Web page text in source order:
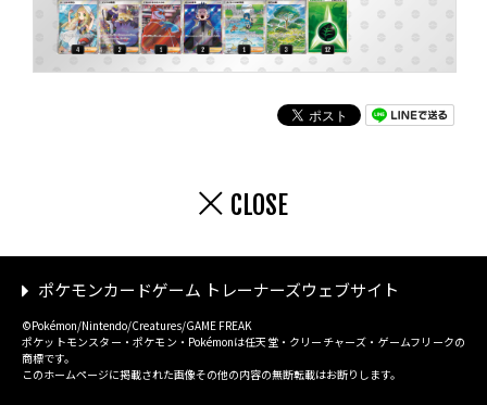
CLOSE
ポケモンカードゲーム トレーナーズウェブサイト
©Pokémon/Nintendo/Creatures/GAME FREAK
ポケットモンスター・ポケモン・Pokémonは任天堂・クリーチャーズ・ゲームフリークの
商標です。
このホームページに掲載された画像その他の内容の無断転載はお断りします。